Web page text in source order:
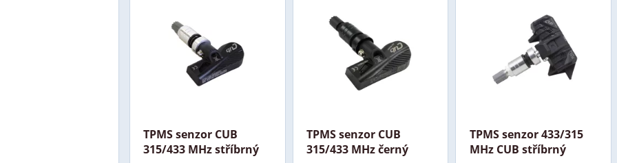
TPMS senzor CUB
315/433 MHz stříbrný
TPMS senzor CUB
315/433 MHz černý
TPMS senzor 433/315
MHz CUB stříbrný